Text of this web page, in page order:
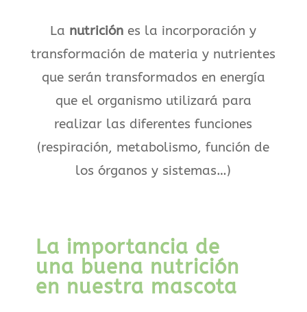
La nutrición es la incorporación y
transformación de materia y nutrientes
que serán transformados en energía
que el organismo utilizará para
realizar las diferentes funciones
(respiración, metabolismo, función de
los órganos y sistemas…)
La importancia de
una buena nutrición
en nuestra mascota